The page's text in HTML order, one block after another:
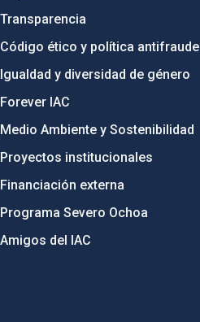
Transparencia
Código ético y política antifraude
Igualdad y diversidad de género
Forever IAC
Medio Ambiente y Sostenibilidad
Proyectos institucionales
Financiación externa
Programa Severo Ochoa
Amigos del IAC